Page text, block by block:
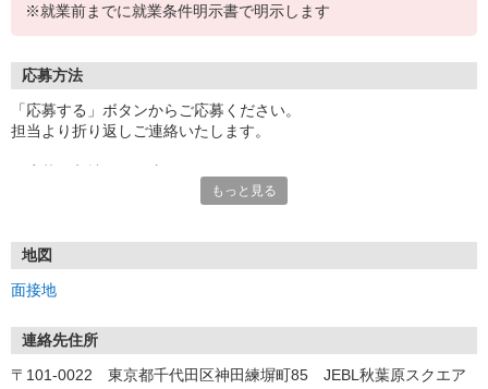
※就業前までに就業条件明示書で明示します
応募方法
「応募する」ボタンからご応募ください。
担当より折り返しご連絡いたします。
*来社面接またはオンライン面接が可能です。
（応募情報不足の場合は、履歴書・職務経歴書を頂くケースがあ
▼内定（面接後、最短翌営業日）
*当社より内定通知をお送りします。
*内定にご承諾いただけましたら、採用決定となります。
もっと見る
地図
面接地
連絡先住所
〒101-0022 東京都千代田区神田練塀町85 JEBL秋葉原スクエア